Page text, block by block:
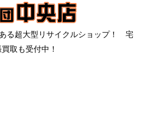
る超大型リサイクルショップ！ 宅
取も受付中！